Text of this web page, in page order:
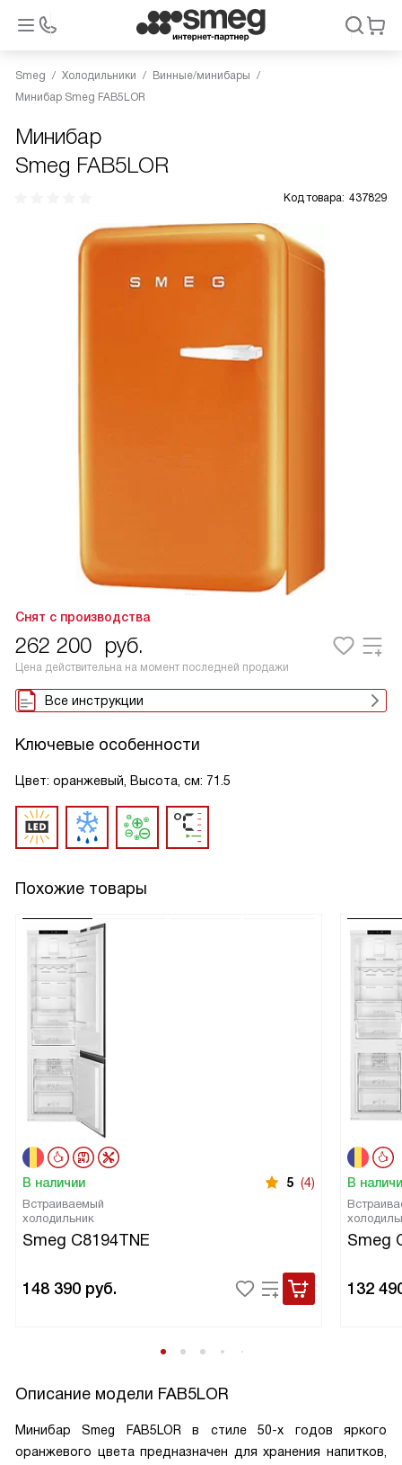
Smeg Холодильники
Винные/минибары
Минибар Smeg FAB5LOR
Минибар
Smeg FAB5LOR
Код товара: 437829
Снят с производства
262 200 руб.
Цена действительна на момент последней продажи
Все инструкции
Ключевые особенности
Цвет: оранжевый, Высота, см: 71.5
Похожие товары
В наличии 5 (4)
Встраиваемый
холодильник
Smeg C8194TNE
148 390 руб.
В
Smeg
132
Описание модели FAB5LOR
Минибар Smeg FAB5LOR в стиле 50-х годов яркого
оранжевого цвета предназначен для хранения напитков,